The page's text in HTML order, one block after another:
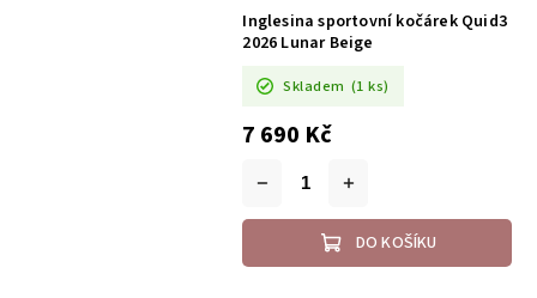
Inglesina sportovní kočárek Quid3
2026 Lunar Beige
Skladem (1 ks)
7 690 Kč
DO KOŠÍKU